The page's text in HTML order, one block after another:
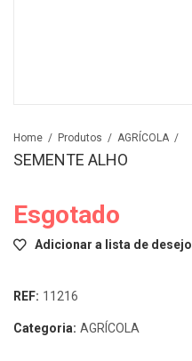
Home Produtos AGRÍCOLA
SEMENTE ALHO
Esgotado
Adicionar a lista de desejo
REF: 11216
Categoria: AGRÍCOLA